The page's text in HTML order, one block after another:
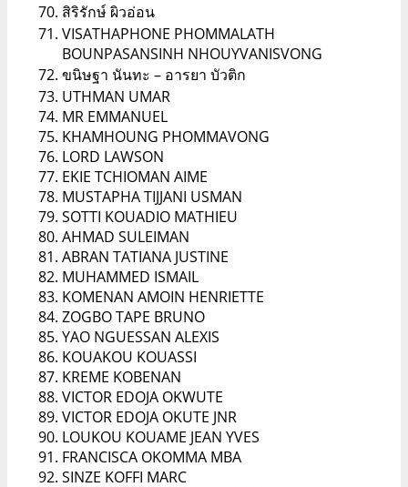
สิริรักษ์ ผิวอ่อน
VISATHAPHONE PHOMMALATH
BOUNPASANSINH NHOUYVANISVONG
ขนิษฐา นันทะ – อารยา บัวติก
UTHMAN UMAR
MR EMMANUEL
KHAMHOUNG PHOMMAVONG
LORD LAWSON
EKIE TCHIOMAN AIME
MUSTAPHA TIJJANI USMAN
SOTTI KOUADIO MATHIEU
AHMAD SULEIMAN
ABRAN TATIANA JUSTINE
MUHAMMED ISMAIL
KOMENAN AMOIN HENRIETTE
ZOGBO TAPE BRUNO
YAO NGUESSAN ALEXIS
KOUAKOU KOUASSI
KREME KOBENAN
VICTOR EDOJA OKWUTE
VICTOR EDOJA OKUTE JNR
LOUKOU KOUAME JEAN YVES
FRANCISCA OKOMMA MBA
SINZE KOFFI MARC